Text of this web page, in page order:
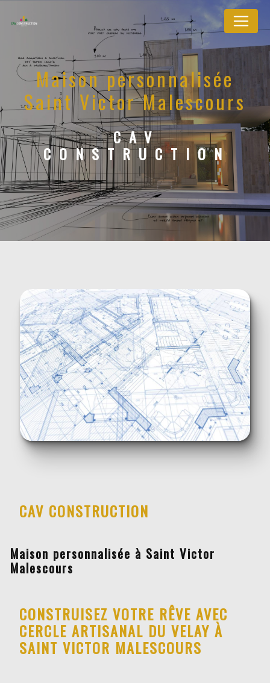
Maison personnalisée
Saint Victor Malescours
CAV
CONSTRUCTION
CAV CONSTRUCTION
Maison personnalisée à Saint Victor
Malescours
CONSTRUISEZ VOTRE RÊVE AVEC
CERCLE ARTISANAL DU VELAY À
SAINT VICTOR MALESCOURS